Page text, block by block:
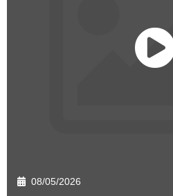
08/05/2026